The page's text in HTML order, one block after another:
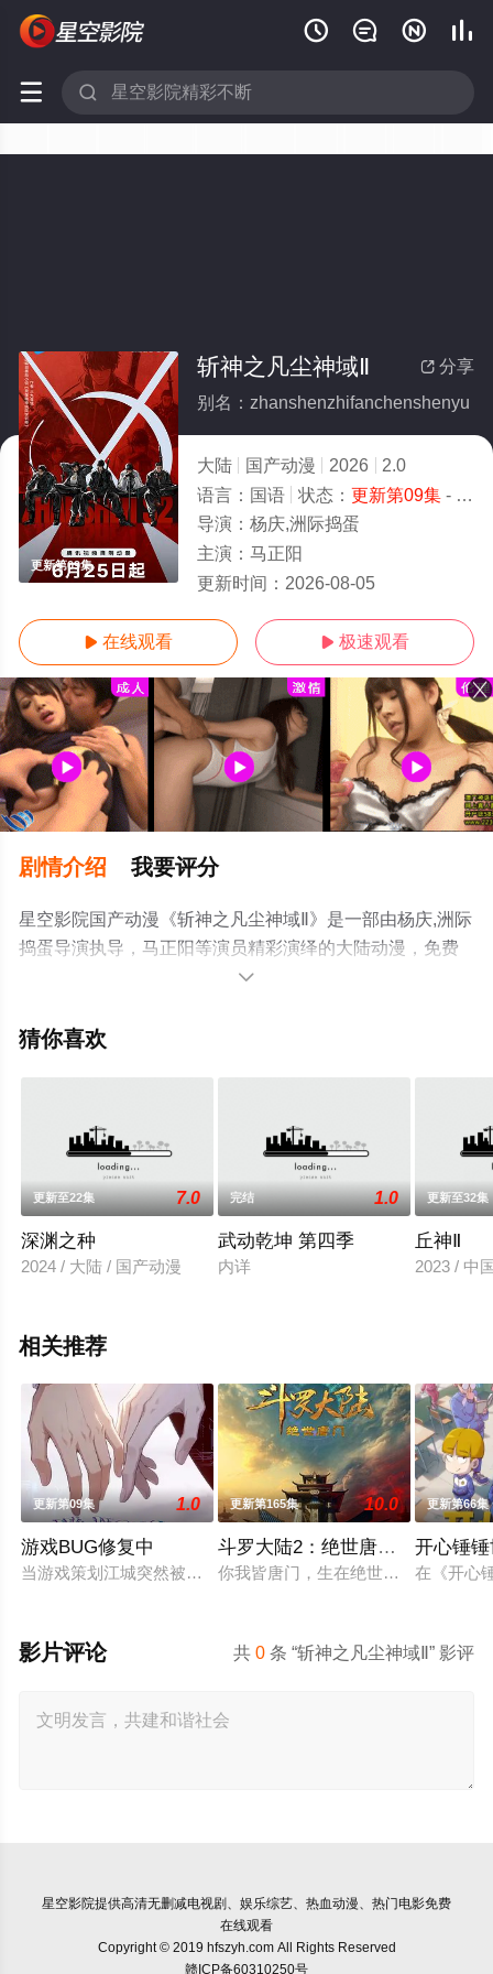
   
 
更新第09集
 分享
斩神之凡尘神域Ⅱ
别名：zhanshenzhifanchenshenyu
大陆 国产动漫 2026
2.0
语言： 国语 状态： 更新第09集- 免费在线观看
导演： 杨庆,洲际捣蛋
主演： 马正阳
更新时间： 2026-08-05
 在线观看  极速观看
剧情介绍 我要评分
星空影院国产动漫《斩神之凡尘神域Ⅱ》是一部由杨庆,洲际
捣蛋导演执导，马正阳等演员精彩演绎的大陆动漫，免费
观看高清未删减完整版动漫全集就来星空电影网，更多剧

猜你喜欢
更新至22集 7.0
深渊之种
2024 / 大陆 / 国产动漫
完结 1.0
武动乾坤 第四季
内详
更新至32集
丘神Ⅱ
2023 / 中
相关推荐
更新第09集 1.0
游戏BUG修复中
当游戏策划江城突然被拉进自己精心打造的数字世界时，他原
更新第165集 10.0
斗罗大陆2：绝世唐门2023
你我皆唐门，生在绝世中——腾讯视
更新第66集
开心锤
在《开心
共0 条 “斩神之凡尘神域Ⅱ” 影评
影片评论
星空影院提供高清无删减电视剧、娱乐综艺、热血动漫、热门电影免费
在线观看
Copyright © 2019 hfszyh.com All Rights Reserved
赣ICP备60310250号